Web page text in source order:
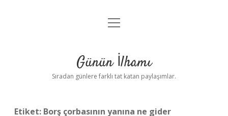
Anasayfa
Yasal Uyarı
menüyü
Günün İlhamı
Sıradan günlere farklı tat katan paylaşımlar.
Etiket: Borş çorbasının yanına ne gider